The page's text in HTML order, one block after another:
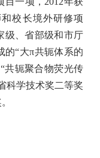
校长境外研修项
级、省部级和市厅
的“大π共轭体系的
共轭聚合物荧光传
科学技术奖二等奖